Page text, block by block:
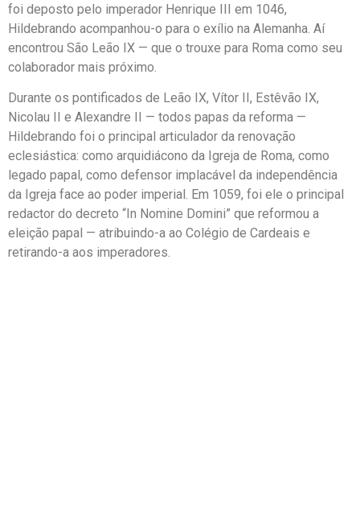
foi deposto pelo imperador Henrique III em 1046,
Hildebrando acompanhou-o para o exílio na Alemanha. Aí
encontrou São Leão IX — que o trouxe para Roma como seu
colaborador mais próximo.
Durante os pontificados de Leão IX, Vítor II, Estêvão IX,
Nicolau II e Alexandre II — todos papas da reforma —
Hildebrando foi o principal articulador da renovação
eclesiástica: como arquidiácono da Igreja de Roma, como
legado papal, como defensor implacável da independência
da Igreja face ao poder imperial. Em 1059, foi ele o principal
redactor do decreto “In Nomine Domini” que reformou a
eleição papal — atribuindo-a ao Colégio de Cardeais e
retirando-a aos imperadores.